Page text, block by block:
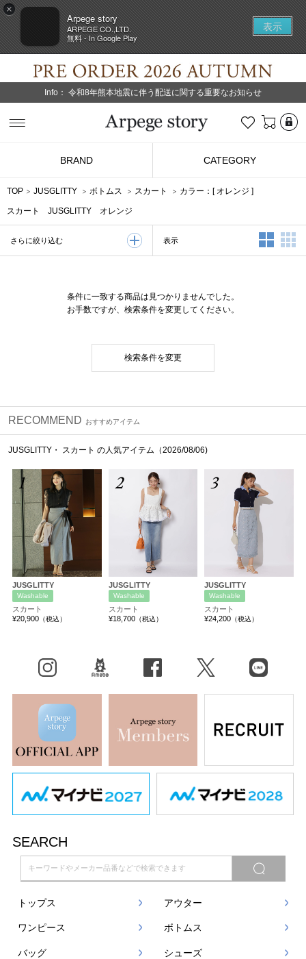
×
Arpege story
ARPEGE CO.,LTD.
無料 - In Google Play
表示
Info： 令和8年熊本地震に伴う配送に関する重要なお知らせ
お気に入り
BRAND CATEGORY
TOP JUSGLITTY ボトムス スカート カラー：[ オレンジ ]
スカート JUSGLITTY オレンジ
さらに絞り込む 表示 2列表示
条件に一致する商品は見つかりませんでした。
お手数ですが、検索条件を変更してください。
検索条件を変更
RECOMMEND おすすめアイテム
JUSGLITTY・ スカート の人気アイテム（2026/08/06)
1
JUSGLITTY
Washable
スカート
¥20,900（税込）
2
JUSGLITTY
Washable
スカート
¥18,700（税込）
3
JUSGLITTY
Washable
スカート
¥24,200 （税込）
X（旧Twitter） LINE
SEARCH
トップス アウター
ワンピース ボトムス
バッグ シューズ